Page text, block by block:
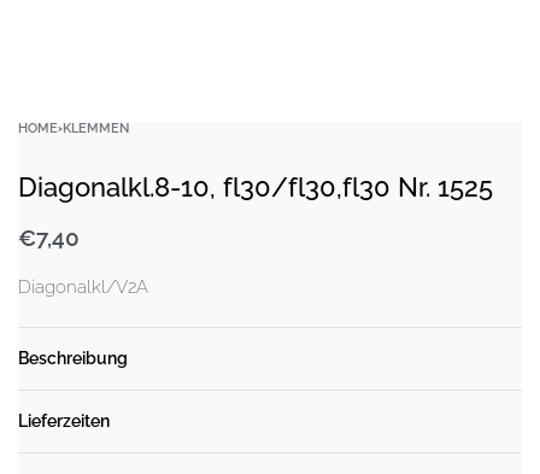
HOME›KLEMMEN
Diagonalkl.8-10, fl30/fl30,fl30 Nr. 1525
€7,40
Diagonalkl/V2A
Beschreibung
Lieferzeiten